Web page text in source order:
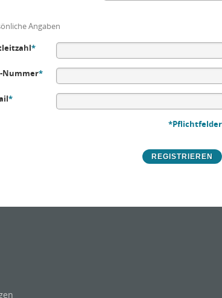
Angaben
*
Nummer*
*
*Pflichtfelder